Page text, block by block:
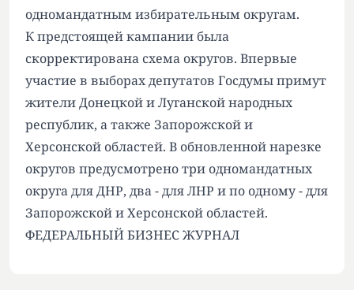
одномандатным избирательным округам.
К предстоящей кампании была
скорректирована схема округов. Впервые
участие в выборах депутатов Госдумы примут
жители Донецкой и Луганской народных
республик, а также Запорожской и
Херсонской областей. В обновленной нарезке
округов предусмотрено три одномандатных
округа для ДНР, два - для ЛНР и по одному - для
Запорожской и Херсонской областей.
ФЕДЕРАЛЬНЫЙ БИЗНЕС ЖУРНАЛ